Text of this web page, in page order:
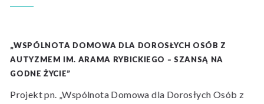
„WSPÓLNOTA DOMOWA DLA DOROSŁYCH OSÓB Z
AUTYZMEM IM. ARAMA RYBICKIEGO – SZANSĄ NA
GODNE ŻYCIE”
Projekt pn. „Wspólnota Domowa dla Dorosłych Osób z